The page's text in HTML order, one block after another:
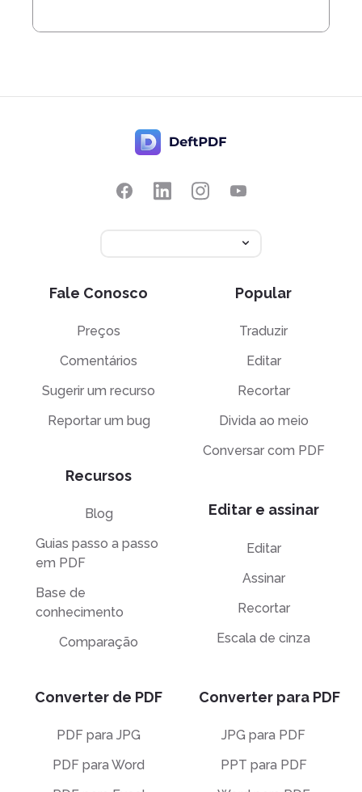
Fale Conosco
Preços
Comentários
Sugerir um recurso
Reportar um bug
Recursos
Blog
Guias passo a passo
em PDF
Base de
conhecimento
Comparação
Popular
Traduzir
Editar
Recortar
Divida ao meio
Conversar com PDF
Editar e assinar
Editar
Assinar
Recortar
Escala de cinza
Converter de PDF
PDF para JPG
PDF para Word
Converter para PDF
JPG para PDF
PPT para PDF